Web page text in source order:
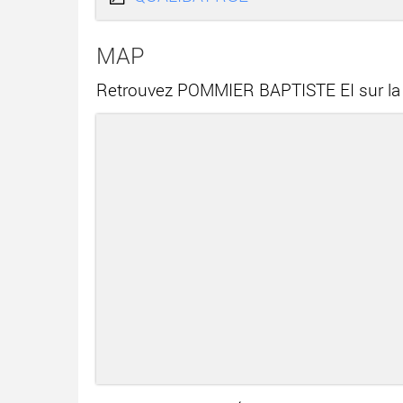
MAP
Retrouvez POMMIER BAPTISTE EI sur